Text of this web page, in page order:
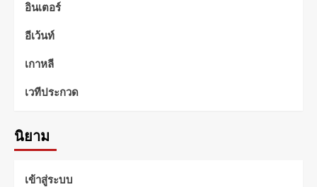
อินเตอร์
อีเว้นท์
เกาหลี
เวทีประกวด
นิยาม
เข้าสู่ระบบ